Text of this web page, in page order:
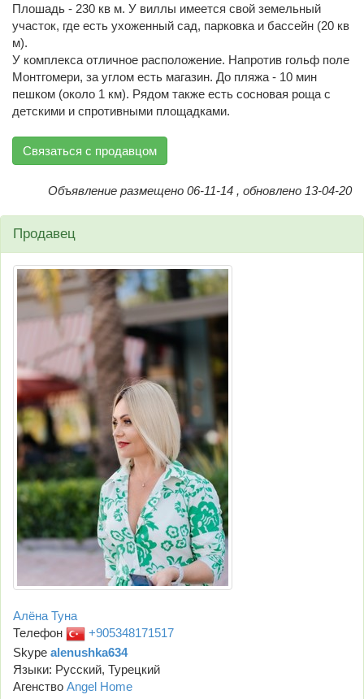
Плошадь - 230 кв м. У виллы имеется свой земельный
участок, где есть ухоженный сад, парковка и бассейн (20 кв
м).
У комплекса отличное расположение. Напротив гольф поле
Монтгомери, за углом есть магазин. До пляжа - 10 мин
пешком (около 1 км). Рядом также есть сосновая роща с
детскими и спротивными площадками.
Связаться с продавцом
Объявление размещено 06-11-14 , обновлено 13-04-20
Продавец
Алёна Туна
Телефон
+905348171517
Skype alenushka634
Языки: Русский, Турецкий
Агенство Angel Home